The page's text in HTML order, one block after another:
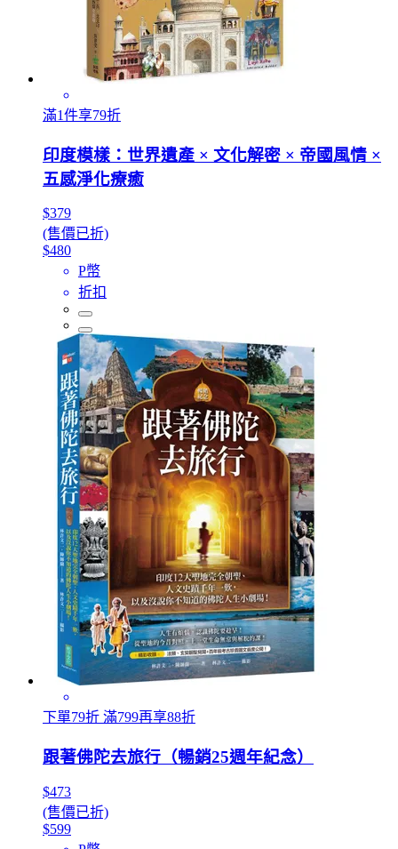
滿1件享79折
印度模樣：世界遺產 × 文化解密 × 帝國風情 ×
五感淨化療癒
$379
(售價已折)
$480
P幣
折扣
下單79折 滿799再享88折
跟著佛陀去旅行（暢銷25週年紀念）
$473
(售價已折)
$599